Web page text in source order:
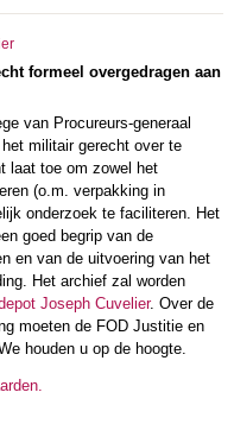
formeel overgedragen aan
van Procureurs-generaal
militair gerecht over te
laat toe om zowel het
(o.m. verpakking in
onderzoek te faciliteren. Het
goed begrip van de
en van de uitvoering van het
Het archief zal worden
Joseph Cuvelier. Over de
moeten de FOD Justitie en
houden u op de hoogte.